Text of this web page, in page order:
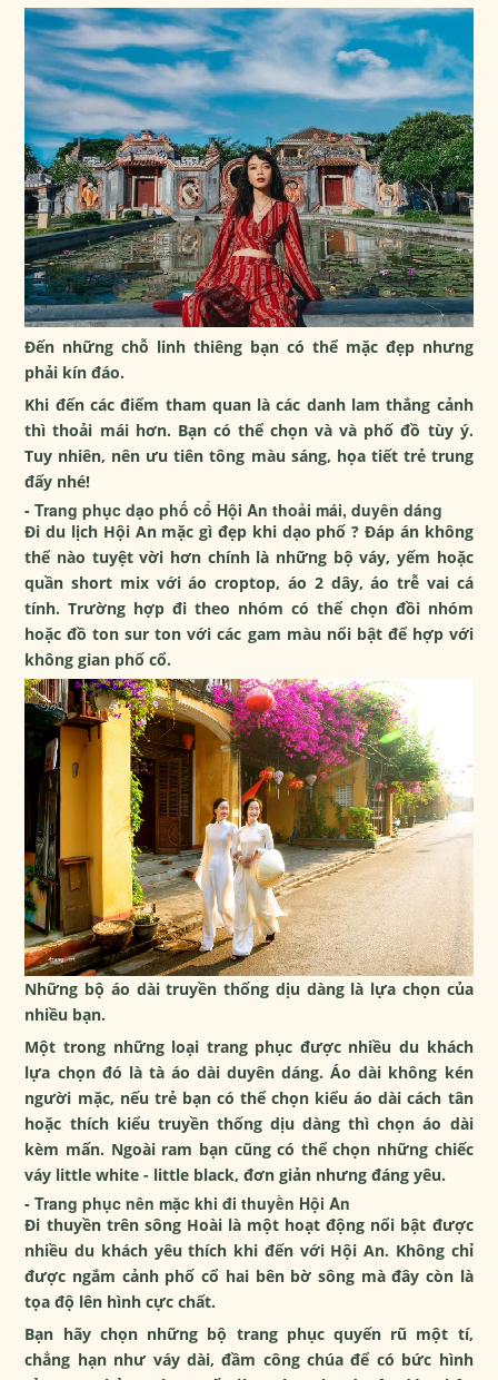
Đến những chỗ linh thiêng bạn có thể mặc đẹp nhưng
phải kín đáo.
Khi đến các điểm tham quan là các danh lam thắng cảnh
thì thoải mái hơn. Bạn có thể chọn và và phố đồ tùy ý.
Tuy nhiên, nên ưu tiên tông màu sáng, họa tiết trẻ trung
đấy nhé!
- Trang phục dạo phố cổ Hội An thoải mái, duyên dáng
Đi du lịch Hội An mặc gì đẹp khi dạo phố ? Đáp án không
thể nào tuyệt vời hơn chính là những bộ váy, yếm hoặc
quần short mix với áo croptop, áo 2 dây, áo trễ vai cá
tính. Trường hợp đi theo nhóm có thể chọn đồi nhóm
hoặc đồ ton sur ton với các gam màu nổi bật để hợp với
không gian phố cổ.
Những bộ áo dài truyền thống dịu dàng là lựa chọn của
nhiều bạn.
Một trong những loại trang phục được nhiều du khách
lựa chọn đó là tà áo dài duyên dáng. Áo dài không kén
người mặc, nếu trẻ bạn có thể chọn kiểu áo dài cách tân
hoặc thích kiểu truyền thống dịu dàng thì chọn áo dài
kèm mấn. Ngoài ram bạn cũng có thể chọn những chiếc
váy little white - little black, đơn giản nhưng đáng yêu.
- Trang phục nên mặc khi đi thuyền Hội An
Đi thuyền trên sông Hoài là một hoạt động nổi bật được
nhiều du khách yêu thích khi đến với Hội An. Không chỉ
được ngắm cảnh phố cổ hai bên bờ sông mà đây còn là
tọa độ lên hình cực chất.
Bạn hãy chọn những bộ trang phục quyến rũ một tí,
chẳng hạn như váy dài, đầm công chúa để có bức hình